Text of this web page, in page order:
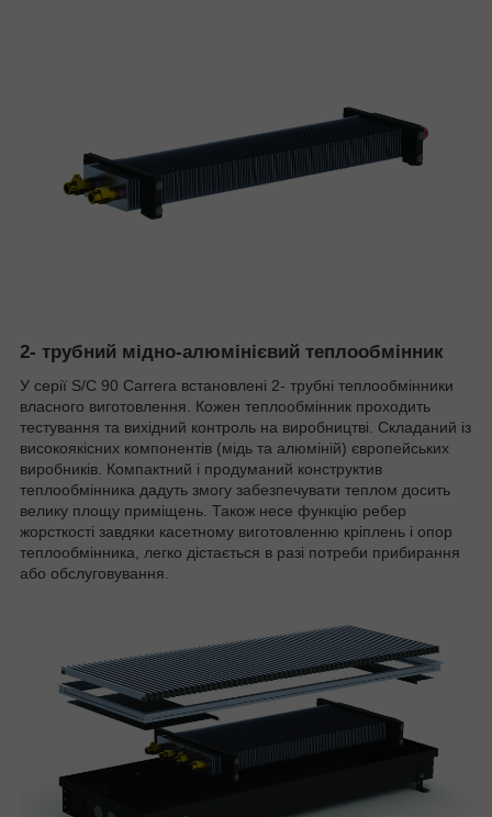
2- трубний мідно-алюмінієвий теплообмінник
У серії S/C 90 Carrera встановлені 2- трубні теплообмінники
власного виготовлення. Кожен теплообмінник проходить
тестування та вихідний контроль на виробництві. Складаний із
високоякісних компонентів (мідь та алюміній) європейських
виробників. Компактний і продуманий конструктив
теплообмінника дадуть змогу забезпечувати теплом досить
велику площу приміщень. Також несе функцію ребер
жорсткості завдяки касетному виготовленню кріплень і опор
теплообмінника, легко дістається в разі потреби прибирання
або обслуговування.